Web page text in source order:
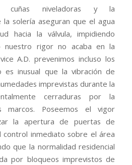
cuñas niveladoras y la
la solería aseguran que el agua
hacia la válvula, impidiendo
nuestro rigor no acaba en la
A.D. prevenimos incluso los
es inusual que la vibración de
imprevistas durante la
cerraduras por la
marcos. Poseemos el vigor
la apertura de puertas de
control inmediato sobre el área
que la normalidad residencial
por bloqueos imprevistos de